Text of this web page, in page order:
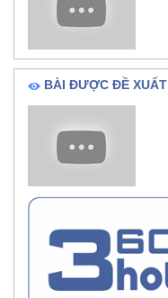
BÀI ĐƯỢC ĐỀ XUẤT